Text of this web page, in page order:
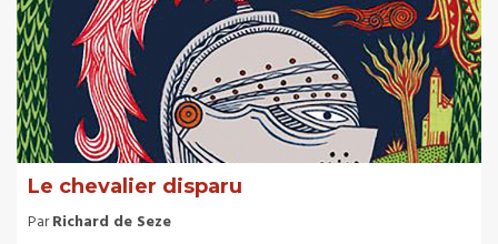
Le chevalier disparu
ParRichard de Seze